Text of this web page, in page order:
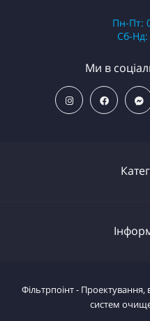
Фільтри
Пн-Пт:
Сб-Нд:
Ми в
Фільтрпоінт -
систем